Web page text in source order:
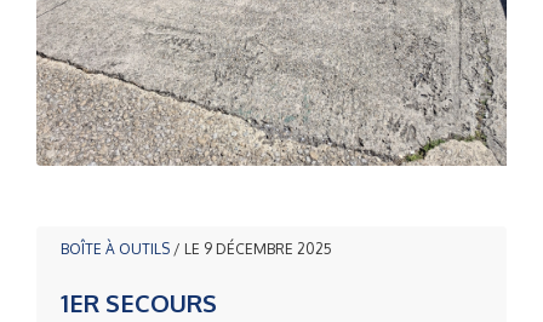
BOÎTE À OUTILS / LE 9 DÉCEMBRE 2025
1ER SECOURS